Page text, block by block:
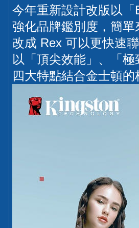
今年重新設計改版以
強化品牌鑑別度，簡
改成 Rex 可以更快速
以「頂尖效能」、「
四大特點結合金士頓